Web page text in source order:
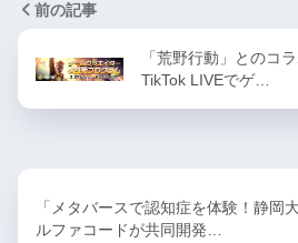
前の記事
「荒野行動」とのコ
TikTok LIVEでゲ…
「メタバースで認知症を体験！静岡
ルファコードが共同開発…